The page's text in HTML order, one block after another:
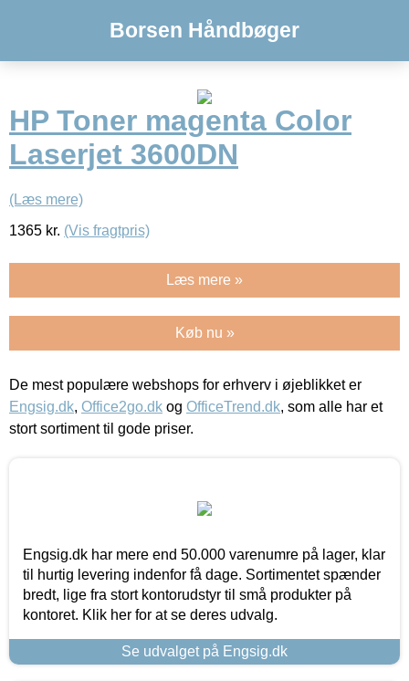
Borsen Håndbøger
HP Toner magenta Color
Laserjet 3600DN
(Læs mere)
1365 kr. (Vis fragtpris)
Læs mere »
Køb nu »
De mest populære webshops for erhverv i øjeblikket er
Engsig.dk, Office2go.dk og OfficeTrend.dk, som alle har et
stort sortiment til gode priser.
Engsig.dk har mere end 50.000 varenumre på lager, klar
til hurtig levering indenfor få dage. Sortimentet spænder
bredt, lige fra stort kontorudstyr til små produkter på
kontoret. Klik her for at se deres udvalg.
Se udvalget på Engsig.dk